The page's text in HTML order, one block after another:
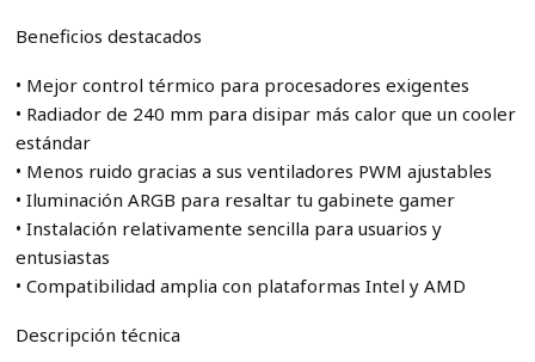
Beneficios destacados
• Mejor control térmico para procesadores exigentes
• Radiador de 240 mm para disipar más calor que un cooler
estándar
• Menos ruido gracias a sus ventiladores PWM ajustables
• Iluminación ARGB para resaltar tu gabinete gamer
• Instalación relativamente sencilla para usuarios y
entusiastas
• Compatibilidad amplia con plataformas Intel y AMD
Descripción técnica